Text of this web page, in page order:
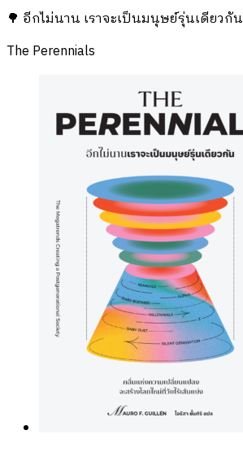
🌳 อีกไม่นาน เราจะเป็นมนุษย์รุ่นเดียวกัน
The Perennials